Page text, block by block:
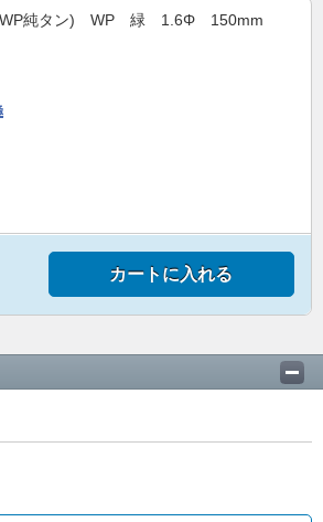
純タン) WP 緑 1.6Φ 150mm
カートに入れる